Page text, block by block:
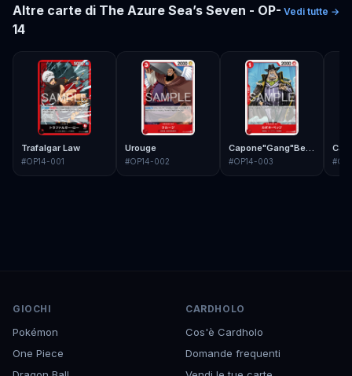
Altre carte di The Azure Sea’s Seven - OP-
14
Vedi tutte →
Trafalgar Law
#OP14-001
Urouge
#OP14-002
Capone"Gang"Bege
#OP14-003 #
GIOCHI
Pokémon
One Piece
CARDHOLO
Cos'è Cardholo
Domande frequenti